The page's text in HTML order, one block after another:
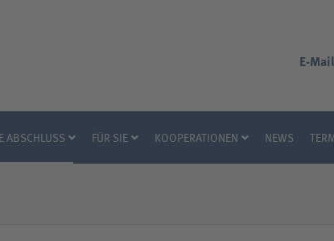
E-
ABSCHLUSS FÜR SIE KOOPERATIONEN NEWS